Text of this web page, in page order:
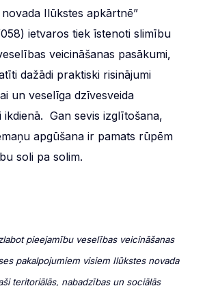
Ilūkstes apkārtnē”
ietvaros tiek īstenoti slimību
veicināšanas pasākumi,
dažādi praktiski risinājumi
un veselīga dzīvesveida
ikdienā. Gan sevis izglītošana,
apgūšana ir pamats rūpēm
soli pa solim.
pieejamību veselības veicināšanas
pakalpojumiem visiem Ilūkstes novada
teritoriālās, nabadzības un sociālās